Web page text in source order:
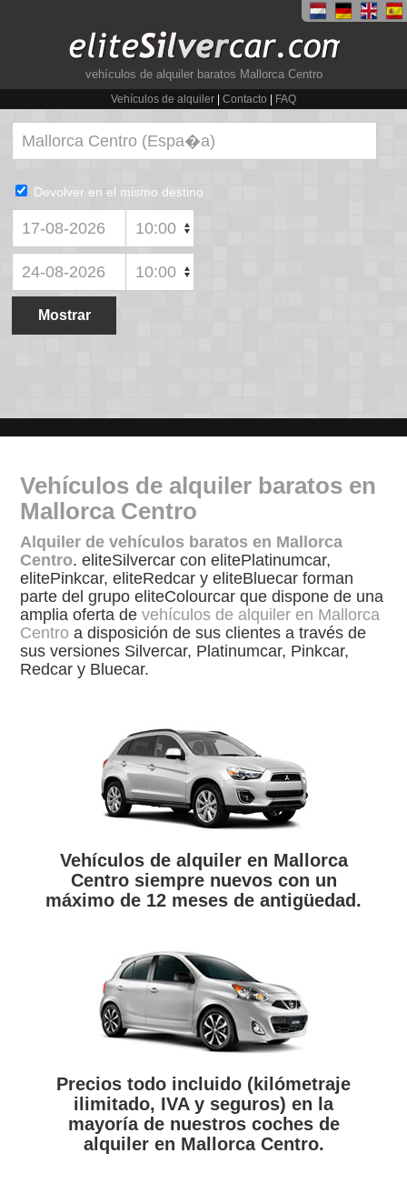
vehículos de alquiler baratos Mallorca Centro
Vehículos de alquiler
Contacto FAQ
Vehículos de alquiler baratos en
Mallorca Centro
Alquiler de vehículos baratos en Mallorca
Centro. eliteSilvercar con elitePlatinumcar,
elitePinkcar, eliteRedcar y eliteBluecar forman
parte del grupo eliteColourcar que dispone de una
amplia oferta devehículos de alquiler en Mallorca
Centro a disposición de sus clientes a través de
sus versiones Silvercar, Platinumcar, Pinkcar,
Redcar y Bluecar.
Vehículos de alquiler en Mallorca
Centro siempre nuevos con un
máximo de 12 meses de antigüedad.
Precios todo incluido (kilómetraje
ilimitado, IVA y seguros) en la
mayoría de nuestros coches de
alquiler en Mallorca Centro.
Devolver en el mismo destino